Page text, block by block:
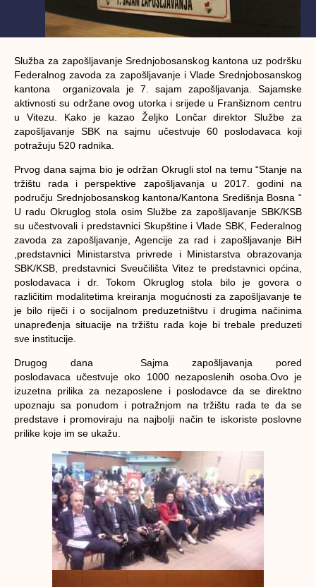
Služba za zapošljavanje Srednjobosanskog kantona uz podršku
Federalnog zavoda za zapošljavanje i Vlade Srednjobosanskog
kantona organizovala je 7. sajam zapošljavanja. Sajamske
aktivnosti su održane ovog utorka i srijede u Franšiznom centru
u Vitezu. Kako je kazao Željko Lončar direktor Službe za
zapošljavanje SBK na sajmu učestvuje 60 poslodavaca koji
potražuju 520 radnika.
Prvog dana sajma bio je održan Okrugli stol na temu “Stanje na
tržištu rada i perspektive zapošljavanja u 2017. godini na
području Srednjobosanskog kantona/Kantona Središnja Bosna “
U radu Okruglog stola osim Službe za zapošljavanje SBK/KSB
su učestvovali i predstavnici Skupštine i Vlade SBK, Federalnog
zavoda za zapošljavanje, Agencije za rad i zapošljavanje BiH
,predstavnici Ministarstva privrede i Ministarstva obrazovanja
SBK/KSB, predstavnici Sveučilišta Vitez te predstavnici općina,
poslodavaca i dr. Tokom Okruglog stola bilo je govora o
različitim modalitetima kreiranja mogućnosti za zapošljavanje te
je bilo riječi i o socijalnom preduzetništvu i drugima načinima
unapređenja situacije na tržištu rada koje bi trebale preduzeti
sve institucije.
Drugog dana Sajma zapošljavanja pored
poslodavaca učestvuje oko 1000 nezaposlenih osoba.Ovo je
izuzetna prilika za nezaposlene i poslodavce da se direktno
upoznaju sa ponudom i potražnjom na tržištu rada te da se
predstave i promoviraju na najbolji način te iskoriste poslovne
prilike koje im se ukažu.